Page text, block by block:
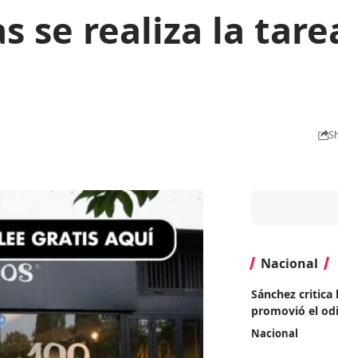
se realiza la
Nacional
Sánchez
promovió el
Nacional